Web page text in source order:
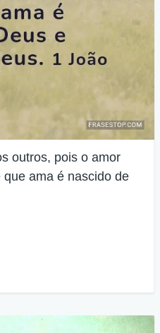
outros, pois o amor
ama é nascido de